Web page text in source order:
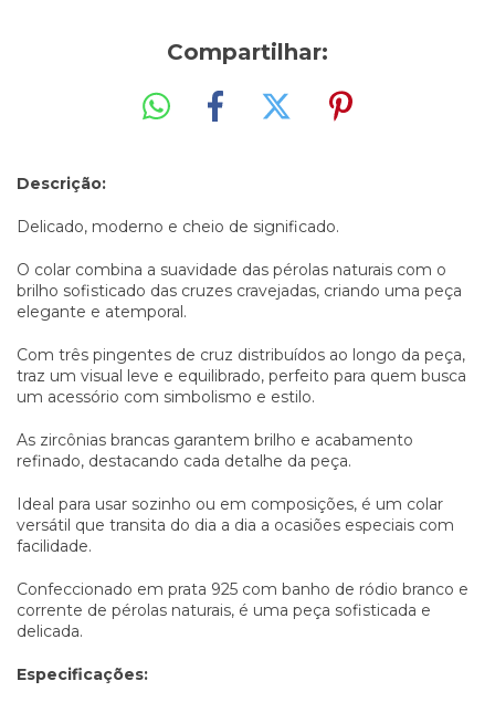
Compartilhar:
Descrição:
Delicado, moderno e cheio de significado.
O colar combina a suavidade das pérolas naturais com o
brilho sofisticado das cruzes cravejadas, criando uma peça
elegante e atemporal.
Com três pingentes de cruz distribuídos ao longo da peça,
traz um visual leve e equilibrado, perfeito para quem busca
um acessório com simbolismo e estilo.
As zircônias brancas garantem brilho e acabamento
refinado, destacando cada detalhe da peça.
Ideal para usar sozinho ou em composições, é um colar
versátil que transita do dia a dia a ocasiões especiais com
facilidade.
Confeccionado em prata 925 com banho de ródio branco e
corrente de pérolas naturais, é uma peça sofisticada e
delicada.
Especificações: